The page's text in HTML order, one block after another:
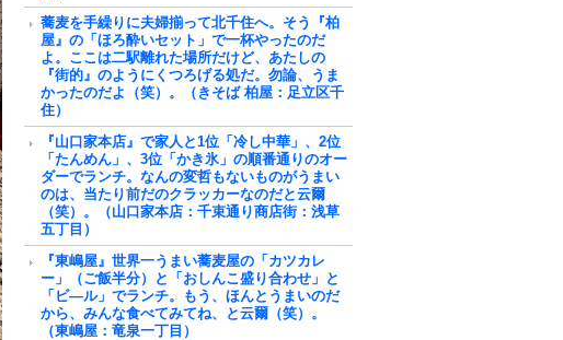
蕎麦を手繰りに夫婦揃って北千住へ。そう『柏
屋』の「ほろ酔いセット」で一杯やったのだ
よ。ここは二駅離れた場所だけど、あたしの
『街的』のようにくつろげる処だ。勿論、うま
かったのだよ（笑）。（きそば 柏屋：足立区千
住）
『山口家本店』で家人と1位「冷し中華」、2位
「たんめん」、3位「かき氷」の順番通りのオー
ダーでランチ。なんの変哲もないものがうまい
のは、当たり前だのクラッカーなのだと云爾
（笑）。（山口家本店：千束通り商店街：浅草
五丁目）
『東嶋屋』世界一うまい蕎麦屋の「カツカレ
ー」（ご飯半分）と「おしんこ盛り合わせ」と
「ビ―ル」でランチ。もう、ほんとうまいのだ
から、みんな食べてみてね、と云爾（笑）。
（東嶋屋：竜泉一丁目）